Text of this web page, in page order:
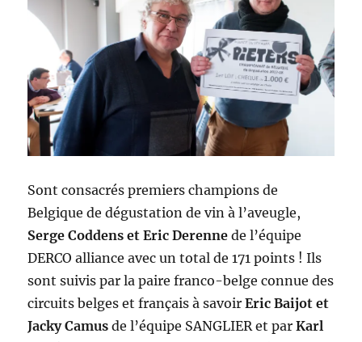
Sont consacrés premiers champions de
Belgique de dégustation de vin à l’aveugle,
Serge Coddens et Eric Derenne de l’équipe
DERCO alliance avec un total de 171 points ! Ils
sont suivis par la paire franco-belge connue des
circuits belges et français à savoirEric Baijot et
Jacky Camus de l’équipe SANGLIER et parKarl